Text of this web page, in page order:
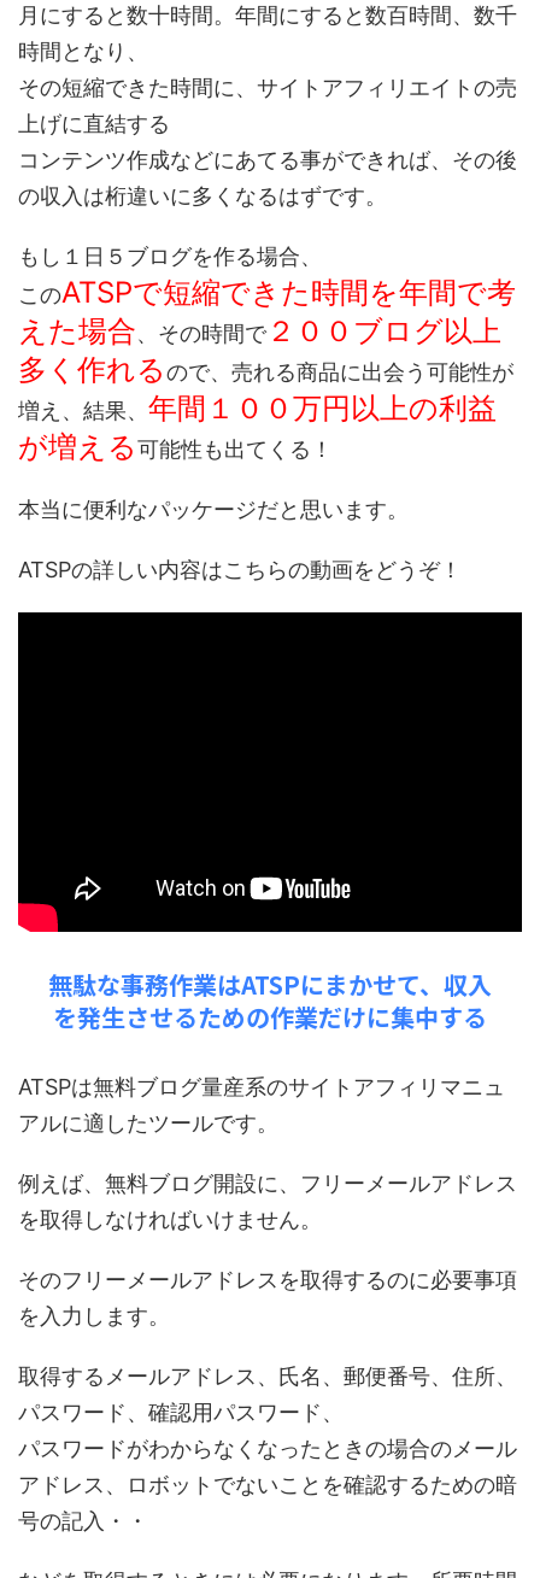
月にすると数十時間。年間にすると数百時間、数千
時間となり、
その短縮できた時間に、サイトアフィリエイトの売
上げに直結する
コンテンツ作成などにあてる事ができれば、その後
の収入は桁違いに多くなるはずです。
もし１日５ブログを作る場合、
このATSPで短縮できた時間を年間で考
えた場合、その時間で２００ブログ以上
多く作れるので、売れる商品に出会う可能性が
増え、結果、 年間１００万円以上の利益
が増える可能性も出てくる！
本当に便利なパッケージだと思います。
ATSPの詳しい内容はこちらの動画をどうぞ！
無駄な事務作業はATSPにまかせて、収入
を発生させるための作業だけに集中する
ATSPは無料ブログ量産系のサイトアフィリマニュ
アルに適したツールです。
例えば、無料ブログ開設に、フリーメールアドレス
を取得しなければいけません。
そのフリーメールアドレスを取得するのに必要事項
を入力します。
取得するメールアドレス、氏名、郵便番号、住所、
パスワード、確認用パスワード、
パスワードがわからなくなったときの場合のメール
アドレス、ロボットでないことを確認するための暗
号の記入・・